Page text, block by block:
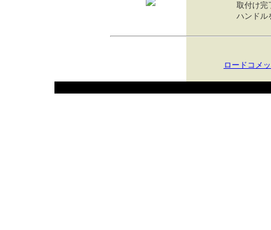
取付け完
ハンドル
ロードコメ